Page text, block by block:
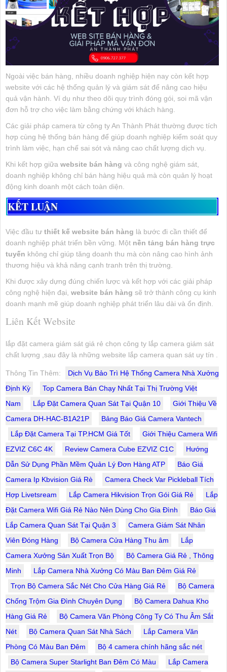
Ngoài việc bán hàng, nhiều doanh nghiệp hiện nay còn kết hợp
website với các hệ thống quản lý và giám sát để nâng cao hiệu
quả vận hành. Ví dụ như theo dõi quy trình đóng gói, soi mã vận
đơn hỗ trợ cho việc làm bằng chứng với khách hàng.
Các giải pháp camera từ công ty An Thành Phát thường được tích
hợp cùng hệ thống bán hàng để giúp doanh nghiệp kiểm soát quy
trình làm việc, hạn chế sai sót và nâng cao chất lượng dịch vụ.
Khi kết hợp giữa website bán hàng và công nghệ giám sát,
doanh nghiệp không chỉ bán hàng hiệu quả mà còn quản lý hoạt
động kinh doanh một cách toàn diện.
KẾT LUẬN
Việc đầu tư thiết kế website bán hàng là bước đi cần thiết để
doanh nghiệp phát triển bền vững. Một nền tảng bán hàng trực
tuyến không chỉ giúp tăng doanh thu mà còn nâng cao hình ảnh
thương hiệu và khả năng cạnh tranh trên thị trường.
Khi được xây dựng đúng chiến lược và kết hợp với các giải pháp
công nghệ hiện đại, website bán hàng sẽ trở thành công cụ kinh
doanh mạnh mẽ giúp doanh nghiệp phát triển lâu dài và ổn định.
Liên Kết Website
lắp đặt camera giám sát giá rẻ chọn công ty lắp camera giám sát
chất lượng ,sau đây là những website lắp camera quan sát uy tín .
Thông Tin Thêm:
Dịch Vụ Bảo Trì Hệ Thống Camera Nhà Xưởng
Định Kỳ
Top Camera Bán Chạy Nhất Tại Thị Trường Việt
Nam
Lắp Đặt Camera Quan Sát Tại Quận 10
Giới Thiệu Về
Camera DH-HAC-B1A21P
Bảng Báo Giá Camera Vantech
Lắp Đặt Camera Tại TP.HCM Giá Tốt
Giới Thiệu Camera Wifi
EZVIZ C6C 4K
Review Camera Cube EZVIZ C1C
Hướng
Dẫn Sử Dụng Phần Mềm Quản Lý Đơn Hàng ATP
Báo Giá
Camera Ip Kbvision Giá Rè
Camera Check Var Pickleball Tích
Hợp Livetsream
Lắp Camera Hikvision Trọn Gói Giá Rẻ
Lắp
Đặt Camera Wifi Giá Rẻ Nào Nên Dùng Cho Gia Đình
Báo Giá
Lắp Camera Quan Sát Tại Quận 3
Camera Giám Sát Nhân
Viên Đóng Hàng
Bộ Camera Cửa Hàng Thu âm
Lắp
Camera Xưởng Sản Xuất Trọn Bộ
Bộ Camera Giá Rẻ , Thông
Minh
Lắp Camera Nhà Xưởng Có Màu Ban Đêm Giá Rẻ
Trọn Bộ Camera Sắc Nét Cho Cửa Hàng Giá Rẻ
Bộ Camera
Chống Trộm Gia Đình Chuyên Dụng
Bộ Camera Dahua Kho
Hàng Giá Rẻ
Bộ Camera Văn Phòng Công Ty Có Thu Âm Sắt
Nét
Bộ Camera Quan Sát Nhà Sách
Lắp Camera Văn
Phòng Có Màu Ban Đêm
Bộ 4 camera chính hãng sắc nét
Bộ Camera Super Starlight Ban Đêm Có Màu
Lắp Camera